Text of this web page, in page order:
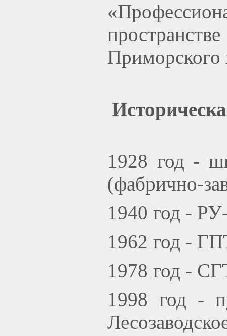
Приморского
1928 год -
(фабрично-
1940 год -
1962 год -
1978 год -
1998 год -